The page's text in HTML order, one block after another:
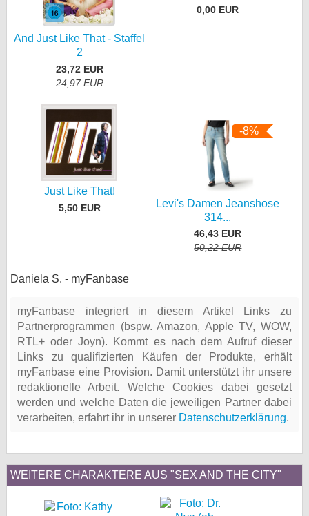
And Just Like That - Staffel
2
23,72 EUR
24,97 EUR
0,00 EUR
Just Like That!
5,50 EUR
-8%
Levi's Damen Jeanshose
314...
46,43 EUR
50,22 EUR
Daniela S. - myFanbase
myFanbase integriert in diesem Artikel Links zu
Partnerprogrammen (bspw. Amazon, Apple TV, WOW,
RTL+ oder Joyn). Kommt es nach dem Aufruf dieser
Links zu qualifizierten Käufen der Produkte, erhält
myFanbase eine Provision. Damit unterstützt ihr unsere
redaktionelle Arbeit. Welche Cookies dabei gesetzt
werden und welche Daten die jeweiligen Partner dabei
verarbeiten, erfahrt ihr in unserer Datenschutzerklärung.
WEITERE CHARAKTERE AUS "SEX AND THE CITY"
Impressum
Desktop-Ansicht